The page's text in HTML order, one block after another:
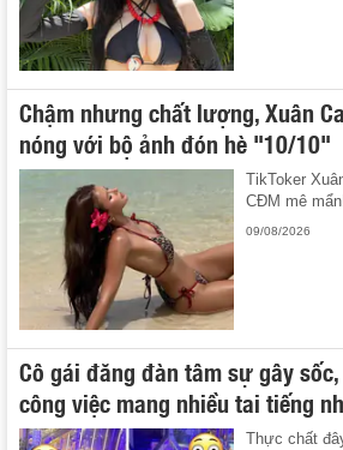
Chậm nhưng chất lượng, Xuân
nóng với bộ ảnh đón hè "10/10"
TikToker
CĐM mê
09/08/2026
Cô gái đăng đàn tâm sự gây
công việc mang nhiều tai tiếng
Thực chất